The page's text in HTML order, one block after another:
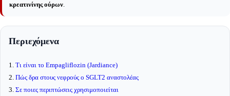
κρεατινίνης ούρων.
Περιεχόμενα
1. Τι είναι το Empagliflozin (Jardiance)
2. Πώς δρα στους νεφρούς ο SGLT2 αναστολέας
3. Σε ποιες περιπτώσεις χρησιμοποιείται